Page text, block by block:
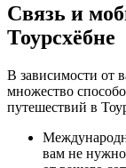
Связь и
Тоурсхёбне
В зависимости от
множество
путешествий в
вам не нужно